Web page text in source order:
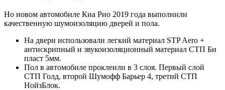
Но новом автомобиле Киа Рио 2019 года выполнили
качественную шумоизоляцию дверей и пола.
На двери использовали легкий материал STP Aero +
антискрипный и звукоизоляционный материал СТП Би
пласт 5мм.
Пол в автомобиле проклеили в 3 слоя. Первый слой
СТП Голд, второй Шумофф Барьер 4, третий СТП
НойзБлок.